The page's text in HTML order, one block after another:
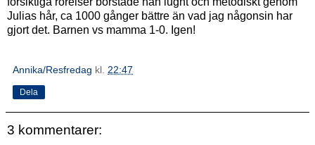
Julias hår, ca 1000 gånger bättre än vad jag någonsin har
gjort det. Barnen vs mamma 1-0. Igen!
Annika/Resfredag kl. 22:47
Dela
3 kommentarer: